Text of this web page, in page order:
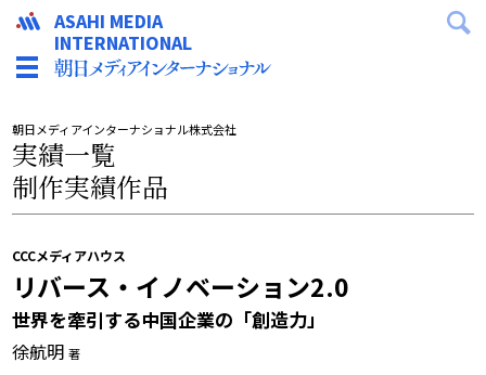
朝日メディアインターナショナル株式会社
実績一覧
制作実績作品
CCCメディアハウス
リバース・イノベーション2.0
世界を牽引する中国企業の「創造力」
徐航明 著
ASAHI MEDIA
INTERNATIONAL